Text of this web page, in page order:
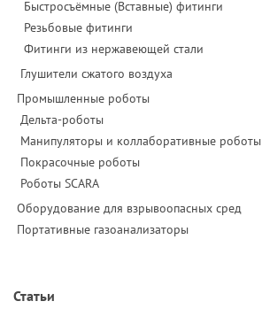
Быстросъёмные (Вставные) фитинги
Резьбовые фитинги
Фитинги из нержавеющей стали
Глушители сжатого воздуха
Промышленные роботы
Дельта-роботы
Манипуляторы и коллаборативные роботы
Покрасочные роботы
Роботы SCARA
Оборудование для взрывоопасных сред
Портативные газоанализаторы
Статьи